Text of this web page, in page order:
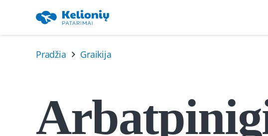
Pradžia Graikija